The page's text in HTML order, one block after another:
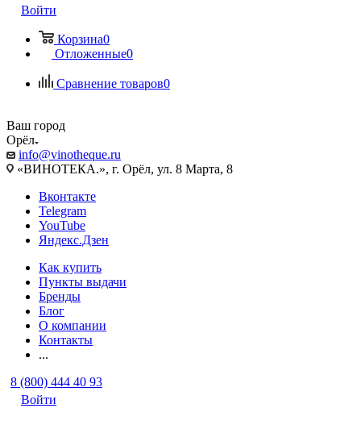
Войти
Корзина0
Отложенные0
Сравнение товаров0
Ваш город
Орёл
info@vinotheque.ru
«ВИНОТЕКА.», г. Орёл, ул. 8 Марта, 8
Вконтакте
Telegram
YouTube
Яндекс.Дзен
Как купить
Пункты выдачи
Бренды
Блог
О компании
Контакты
...
8 (800) 444 40 93
Войти